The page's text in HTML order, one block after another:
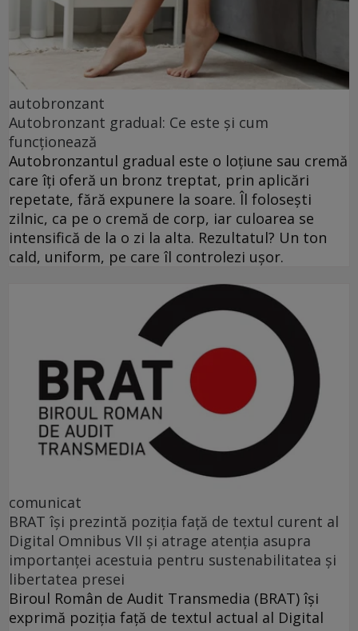
autobronzant
Autobronzant gradual: Ce este și cum
funcționează
Autobronzantul gradual este o loțiune sau cremă
care îți oferă un bronz treptat, prin aplicări
repetate, fără expunere la soare. Îl folosești
zilnic, ca pe o cremă de corp, iar culoarea se
intensifică de la o zi la alta. Rezultatul? Un ton
cald, uniform, pe care îl controlezi ușor.
comunicat
BRAT își prezintă poziția față de textul curent al
Digital Omnibus VII și atrage atenția asupra
importanței acestuia pentru sustenabilitatea și
libertatea presei
Biroul Român de Audit Transmedia (BRAT) își
exprimă poziția față de textul actual al Digital